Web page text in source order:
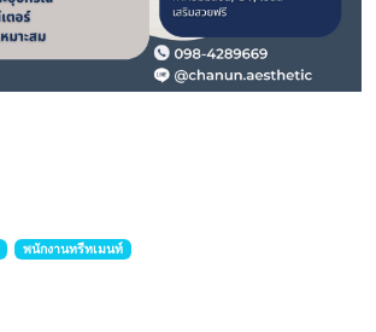
พนักงานทรีทเมนท์